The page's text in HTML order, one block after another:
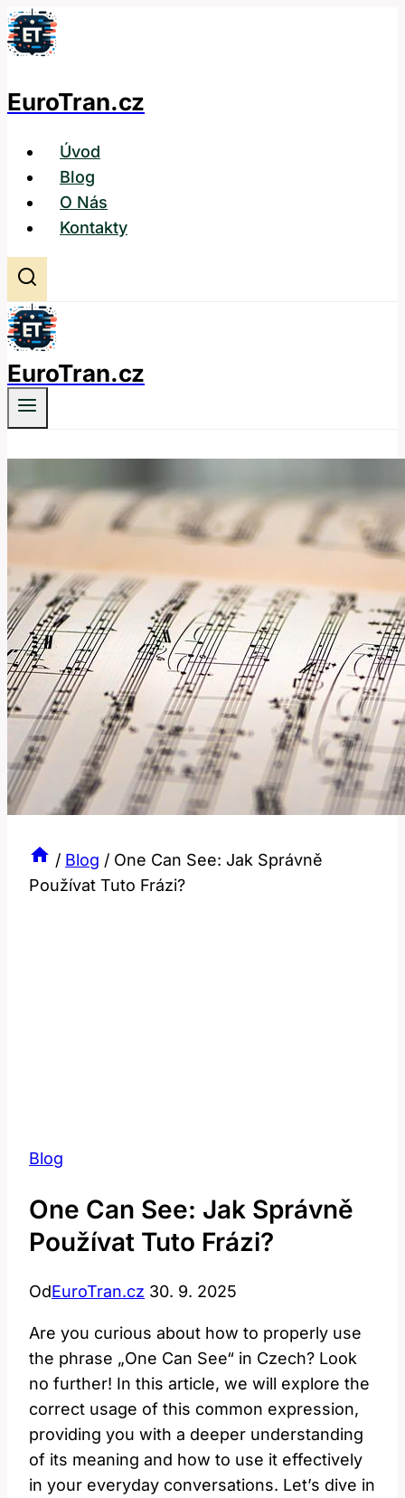
Přeskočit
na
EuroTran.cz
Úvod
Blog
O Nás
Kontakty
EuroTran.cz
/ Blog / One Can See: Jak Správně
Používat Tuto Frázi?
Blog
One Can See: Jak Správně
Používat Tuto Frázi?
OdEuroTran.cz 30. 9. 2025
Are you curious about how to properly use
the phrase „One Can See“ in Czech? Look
no further! In this article, we will explore the
correct usage of this common expression,
providing you with a deeper understanding
of its meaning and how to use it effectively
in your everyday conversations. Let’s dive in